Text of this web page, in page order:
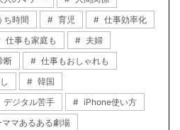
ち時間 育児
仕事効率化
仕事も家庭も
夫婦
断
仕事もおしゃれも
韓国
デジタル苦手
iPhone使い方
マあるある劇場